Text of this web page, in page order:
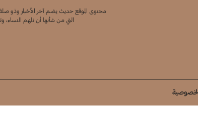
محتوى الموقع حديث يضم آخر الأخبار وذو صلة
التي من شأنها أن تلهم